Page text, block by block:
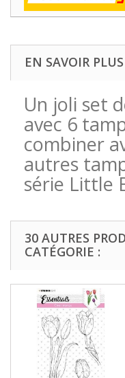
EN SAVOIR PLUS
Un joli set
avec 6
combiner
autres
série Little
30 AUTRES
CATÉGORIE :